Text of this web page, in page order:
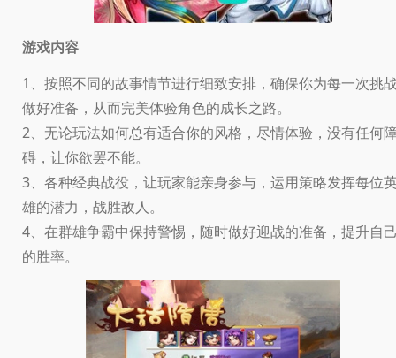
游戏内容
1、按照不同的故事情节进行细致安排，确保你为每一次挑
做好准备，从而完美体验角色的成长之路。
2、无论玩法如何总有适合你的风格，尽情体验，没有任何
碍，让你欲罢不能。
3、各种经典战役，让玩家能亲身参与，运用策略发挥每位
雄的潜力，战胜敌人。
4、在群雄争霸中保持警惕，随时做好迎战的准备，提升自
的胜率。